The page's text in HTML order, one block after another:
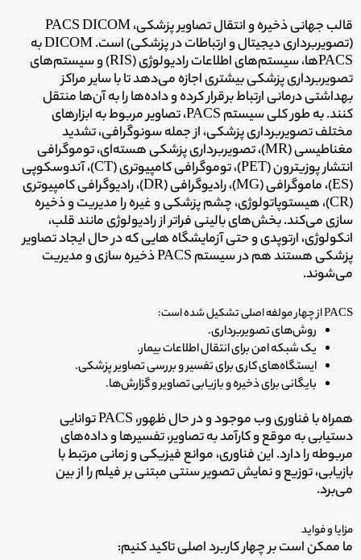
قالب جهانی ذخیره و انتقال تصاویر پزشکی، PACS DICOM
(تصویربرداری دیجیتال و ارتباطات در پزشکی) است. DICOM به
PACSها، سیستم‌های اطلاعات رادیولوژی (RIS) و سیستم‌های
تصویربرداری پزشکی بیشتری اجازه می‌دهد تا با سایر مراکز
بهداشتی درمانی ارتباط برقرار کرده و داده‌ها را به آن‌ها منتقل
کنند. به طور کلی سیستم PACS، تصاویر مربوط به ابزارهای
مختلف تصویربرداری پزشکی، از جمله سونوگرافی، تشدید
مغناطیسی (MR)، تصویربرداری پزشکی هسته‌ای، توموگرافی
انتشار پوزیترون (PET)، توموگرافی کامپیوتری (CT)، آندوسکوپی
(ES)، ماموگرافی (MG)، رادیوگرافی (DR)، رادیوگرافی کامپیوتری
(CR)، هیستوپاتولوژی، چشم پزشکی و غیره را مدیریت و ذخیره
سازی می‌کند.بخش‌های بالینی فراتر از رادیولوژی مانند قلب،
انکولوژی، ارتوپدی و حتی آزمایشگاه هایی که در حال ایجاد تصاویر
پزشکی هستند هم در سیستم PACS ذخیره سازی و مدیریت
می‌شوند.
PACS از چهار مولفه اصلی تشکیل شده است:
روش‌های تصویربرداری.
یک شبکه امن برای انتقال اطلاعات بیمار.
ایستگاه‌های کاری برای تفسیر و بررسی تصاویر پزشکی.
بایگانی برای ذخیره و بازیابی تصاویر و گزارش‌ها.
همراه با فناوری وب موجود و در حال ظهور، PACS توانایی
دستیابی به موقع و کارآمد به تصاویر، تفسیر‌ها و داده‌های
مربوطه را دارد. این فناوری، موانع فیزیکی و زمانی مرتبط با
بازیابی، توزیع و نمایش تصویر سنتی مبتنی بر فیلم را از بین
می‌برد.
مزایا و فواید
ما ممکن است بر چهار کاربرد اصلی تاکید کنیم: